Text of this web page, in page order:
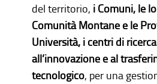
del territorio, i Comuni, le
Comunità Montane e le
Università, i centri di
all’innovazione e al
tecnologico, per una